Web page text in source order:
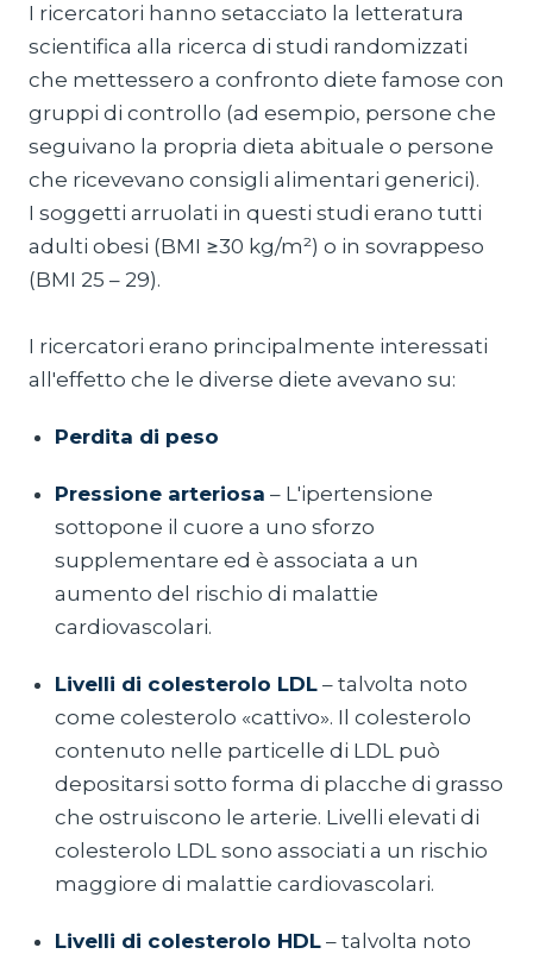
I ricercatori hanno setacciato la letteratura
scientifica alla ricerca di studi randomizzati
che mettessero a confronto diete famose con
gruppi di controllo (ad esempio, persone che
seguivano la propria dieta abituale o persone
che ricevevano consigli alimentari generici).
I soggetti arruolati in questi studi erano tutti
adulti obesi (BMI ≥30 kg/m²) o in sovrappeso
(BMI 25 – 29).
I ricercatori erano principalmente interessati
all'effetto che le diverse diete avevano su:
Perdita di peso
Pressione arteriosa – L'ipertensione
sottopone il cuore a uno sforzo
supplementare ed è associata a un
aumento del rischio di malattie
cardiovascolari.
Livelli di colesterolo LDL – talvolta noto
come colesterolo «cattivo». Il colesterolo
contenuto nelle particelle di LDL può
depositarsi sotto forma di placche di grasso
che ostruiscono le arterie. Livelli elevati di
colesterolo LDL sono associati a un rischio
maggiore di malattie cardiovascolari.
Livelli di colesterolo HDL – talvolta noto